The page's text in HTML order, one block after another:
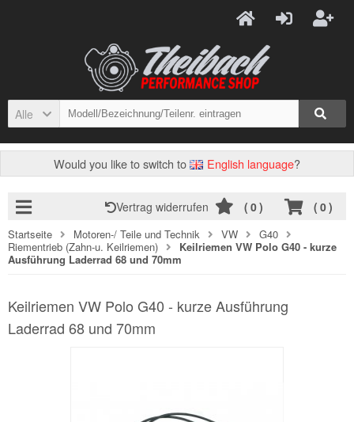
Alle
Would you like to switch to English language?
( 0)
Vertrag widerrufen ( 0)
Startseite Motoren-/ Teile und Technik VW
G40
Riementrieb (Zahn-u. Keilriemen)
Keilriemen VW Polo G40 - kurze
Ausführung Laderrad 68 und 70mm
Keilriemen VW Polo G40 - kurze Ausführung
Laderrad 68 und 70mm